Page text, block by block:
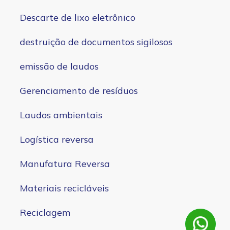
Descarte de lixo eletrônico
destruição de documentos sigilosos
emissão de laudos
Gerenciamento de resíduos
Laudos ambientais
Logística reversa
Manufatura Reversa
Materiais recicláveis
Reciclagem